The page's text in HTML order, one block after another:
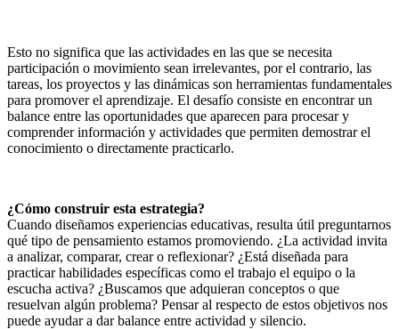
Esto no significa que las actividades en las que se necesita
participación o movimiento sean irrelevantes, por el contrario, las
tareas, los proyectos y las dinámicas son herramientas fundamentales
para promover el aprendizaje. El desafío consiste en encontrar un
balance entre las oportunidades que aparecen para procesar y
comprender información y actividades que permiten demostrar el
conocimiento o directamente practicarlo.
¿Cómo construir esta estrategia?
Cuando diseñamos experiencias educativas, resulta útil preguntarnos
qué tipo de pensamiento estamos promoviendo. ¿La actividad invita
a analizar, comparar, crear o reflexionar? ¿Está diseñada para
practicar habilidades específicas como el trabajo el equipo o la
escucha activa? ¿Buscamos que adquieran conceptos o que
resuelvan algún problema? Pensar al respecto de estos objetivos nos
puede ayudar a dar balance entre actividad y silencio.